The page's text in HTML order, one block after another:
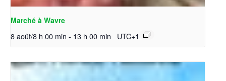
Marché à Wavre
8 août/8 h 00 min - 13 h 00 min UTC+1